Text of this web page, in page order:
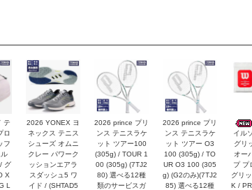
テ
ロ
フ
グ
X
L
2026 YONEX ヨ
ネックス テニス
シューズ オムニ
クレー パワーク
ッションエアラ
スダッシュ5 ワ
イド / (SHTAD5
2026 prince プリ
ンス テニスラケ
ット ツアー100
(305g) / TOUR 1
00 (305g) (7TJ2
80) 選べる12種
類のサービスガ
2026 prince プリ
ンス テニスラケ
ット ツアー O3
100 (305g) / TO
UR O3 100 (305
g) (G2のみ)(7TJ2
85) 選べる12種
イル
グリ
オー
プ プ
グリ
K /